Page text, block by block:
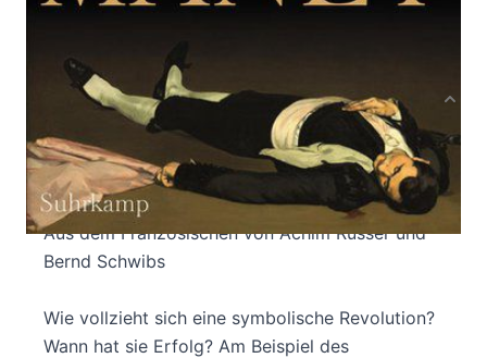
Produktbeschreibung
Vorlesungen am Collège de France 1998-2000
Mit einem unvollendeten Buchmanuskript von
Pierre und Marie-Claire Bourdieu
Aus dem Französischen von Achim Russer und
Bernd Schwibs
Wie vollzieht sich eine symbolische Revolution?
Wann hat sie Erfolg? Am Beispiel des